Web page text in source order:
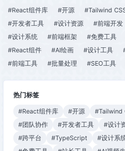
#React组件库 #开源 #Tailwind
#开发者工具
#设计资源 #前端开发
#设计系统
#前端框架 #免费工具
#React组件
#AI绘画 #设计工具
#前端工具
#批量处理 #SEO工具
热门标签
#React组件库 #开源 #Tailwind
#团队协作
#开发者工具 #设计
#跨平台
#TypeScript #设计系